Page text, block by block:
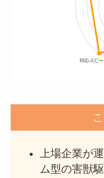
上場企業が
ム型の害獣